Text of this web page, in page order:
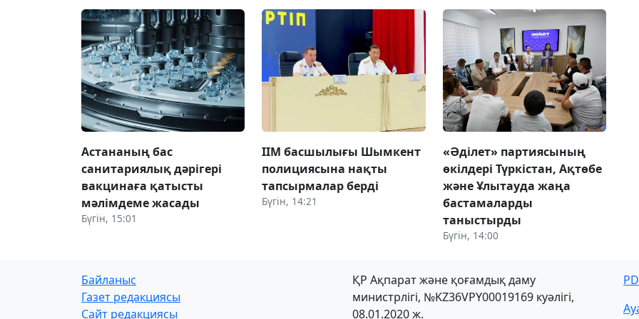
Астананың бас
санитариялық дәрігері
вакцинаға қатысты
мәлімдеме жасады
Бүгін, 15:01
ІІМ басшылығы Шымкент
полициясына нақты
тапсырмалар берді
Бүгін, 14:21
«Әділет» партиясының
өкілдері Түркістан, Ақтөбе
және Ұлытауда жаңа
бастамаларды
таныстырды
Бүгін, 14:00
Байланыс
Газет редакциясы
Сайт редакциясы
ҚР Ақпарат және қоғамдық даму
министрлігі, №KZ36VPY00019169 куәлігі,
08.01.2020 ж.